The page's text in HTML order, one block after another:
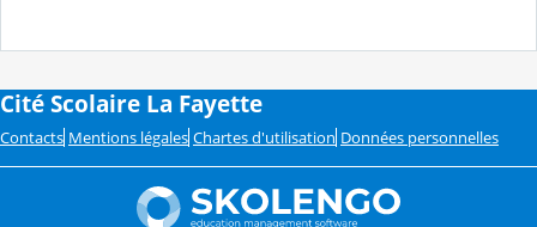
Cité Scolaire La Fayette
Contacts Mentions légales Chartes d'utilisation Données personnelles